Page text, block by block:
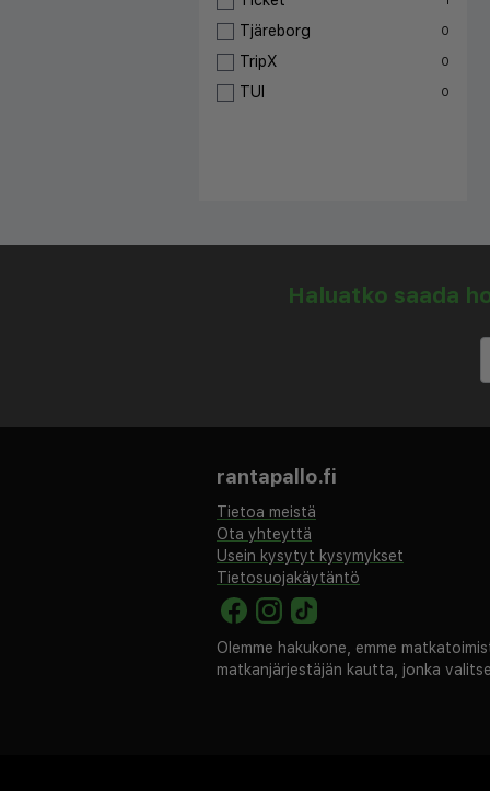
Tjäreborg 0
TripX 0
TUI 0
Haluatko saada
rantapallo.fi
Tietoa meistä
Ota yhteyttä
Usein kysytyt kysymykset
Tietosuojakäytäntö
Olemme hakukone, emme
matkanjärjestäjän kautta, jonka